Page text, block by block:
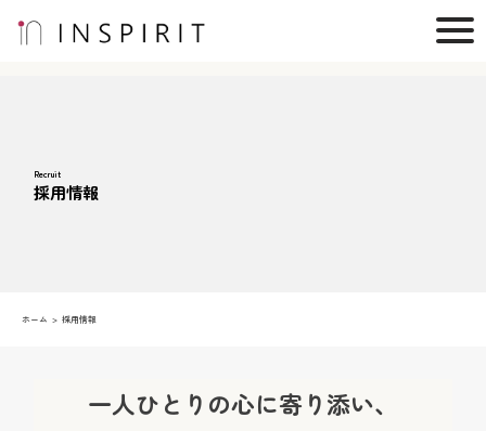
Recruit
採用情報
ホーム 採用情報
一人ひとりの心に寄り添い、